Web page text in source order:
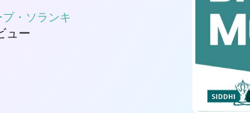
・ソランキ
ュー